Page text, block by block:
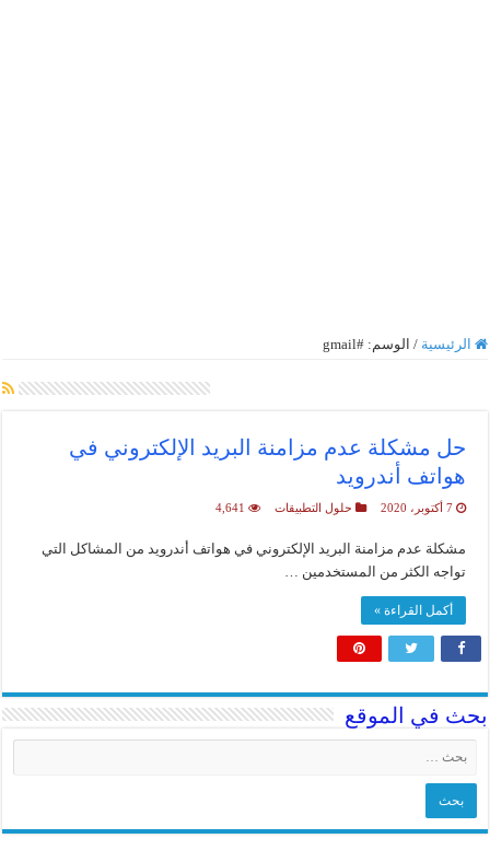
الرئيسية / الوسم: #gmail
حل مشكلة عدم مزامنة البريد الإلكتروني في
هواتف أندرويد
7 أكتوبر، 2020 حلول التطبيقات 4,641
مشكلة عدم مزامنة البريد الإلكتروني في هواتف أندرويد من المشاكل التي
تواجه الكثر من المستخدمين …
أكمل القراءة »
بحث في الموقع